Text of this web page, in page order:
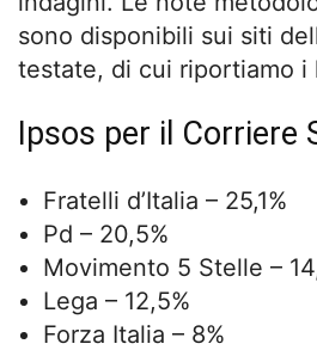
sono disponibili sui siti
testate, di cui riportiamo i
Ipsos per il Corriere
Fratelli d’Italia – 25,1%
Pd – 20,5%
Movimento 5 Stelle –
Lega – 12,5%
Forza Italia – 8%